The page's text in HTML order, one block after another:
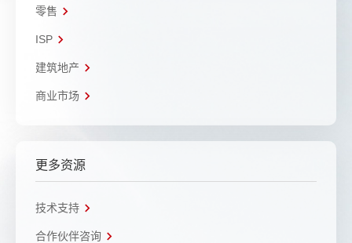
零售
ISP
建筑地产
商业市场
更多资源
技术支持
合作伙伴咨询